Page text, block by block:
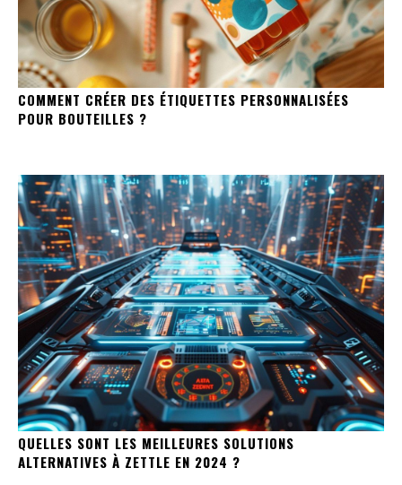
COMMENT CRÉER DES ÉTIQUETTES PERSONNALISÉES
POUR BOUTEILLES ?
QUELLES SONT LES MEILLEURES SOLUTIONS
ALTERNATIVES À ZETTLE EN 2024 ?